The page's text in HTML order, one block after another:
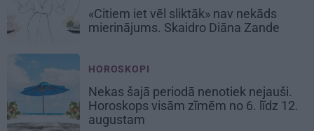
«Citiem iet vēl sliktāk» nav nekāds
mierinājums. Skaidro Diāna Zande
HOROSKOPI
Nekas šajā periodā nenotiek nejauši.
Horoskops visām zīmēm no 6. līdz 12.
augustam